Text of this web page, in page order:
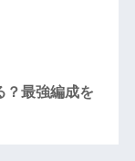
？最強編成を